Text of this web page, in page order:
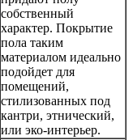
собственный
характер. Покрытие
пола таким
материалом идеально
подойдет для
помещений,
стилизованных под
кантри, этнический,
или эко-интерьер.